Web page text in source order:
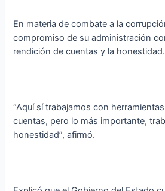
En materia de combate a la
compromiso de su administración
rendición de cuentas y la honestidad.
“Aquí sí trabajamos con
cuentas, pero lo más importante,
honestidad”, afirmó.